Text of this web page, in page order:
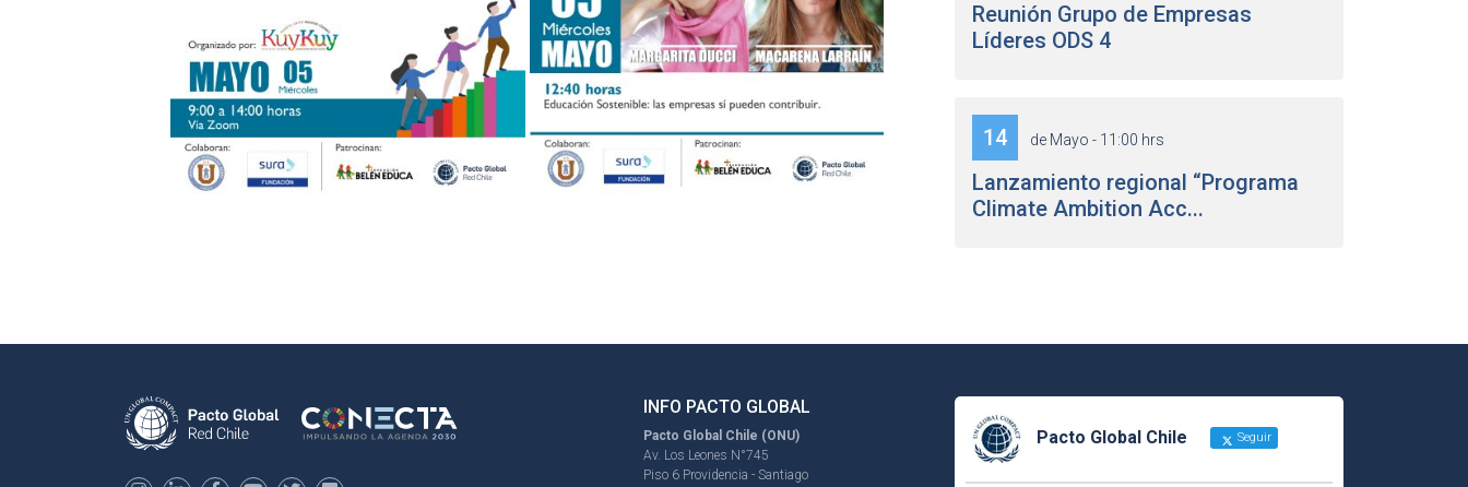
Reunión Grupo de Empresas
Líderes ODS 4
14 de Mayo - 11:00 hrs
Lanzamiento regional “Programa
Climate Ambition Acc...
INFO PACTO GLOBAL
Pacto Global Chile (ONU)
Av. Los Leones N°745
Piso 6 Providencia - Santiago
Pacto Global Chile Seguir